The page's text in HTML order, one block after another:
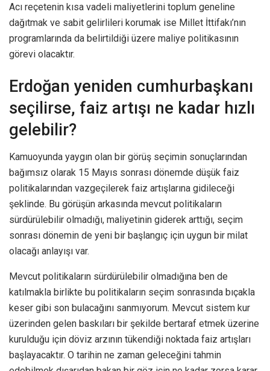
Acı reçetenin kısa vadeli maliyetlerini toplum geneline
dağıtmak ve sabit gelirlileri korumak ise Millet İttifakı’nın
programlarında da belirtildiği üzere maliye politikasının
görevi olacaktır.
Erdoğan yeniden cumhurbaşkanı
seçilirse, faiz artışı ne kadar hızlı
gelebilir?
Kamuoyunda yaygın olan bir görüş seçimin sonuçlarından
bağımsız olarak 15 Mayıs sonrası dönemde düşük faiz
politikalarından vazgeçilerek faiz artışlarına gidileceği
şeklinde. Bu görüşün arkasında mevcut politikaların
sürdürülebilir olmadığı, maliyetinin giderek arttığı, seçim
sonrası dönemin de yeni bir başlangıç için uygun bir milat
olacağı anlayışı var.
Mevcut politikaların sürdürülebilir olmadığına ben de
katılmakla birlikte bu politikaların seçim sonrasında bıçakla
keser gibi son bulacağını sanmıyorum. Mevcut sistem kur
üzerinden gelen baskıları bir şekilde bertaraf etmek üzerine
kurulduğu için döviz arzının tükendiği noktada faiz artışları
başlayacaktır. O tarihin ne zaman geleceğini tahmin